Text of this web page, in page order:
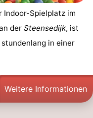
Indoor-Spielplatz im
der Steensedijk, ist
in einer
Weitere Informationen